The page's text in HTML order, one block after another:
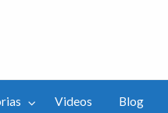
Videos Blog